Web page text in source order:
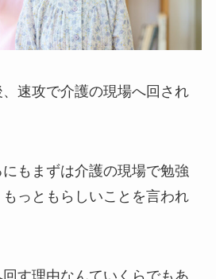
速攻で介護の現場へ回され
にもまずは介護の現場で勉強
っともらしいことを言われ
す理由なんていくらでもあ